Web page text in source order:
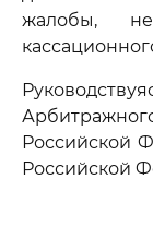
жалобы,
Российской
Российской